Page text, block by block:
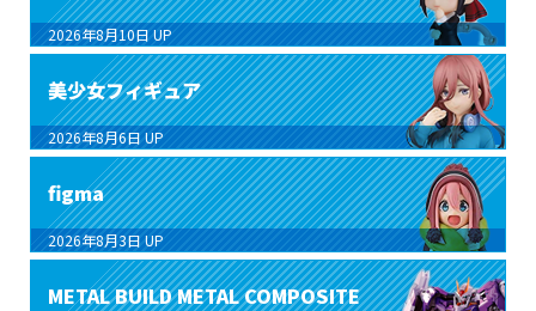
2026年8月10日 UP
美少女フィギュア
2026年8月6日 UP
figma
2026年8月3日 UP
METAL BUILD METAL COMPOSITE